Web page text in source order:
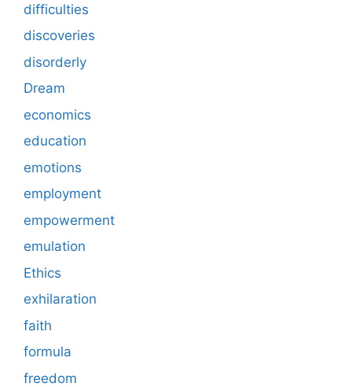
difficulties
discoveries
disorderly
Dream
economics
education
emotions
employment
empowerment
emulation
Ethics
exhilaration
faith
formula
freedom